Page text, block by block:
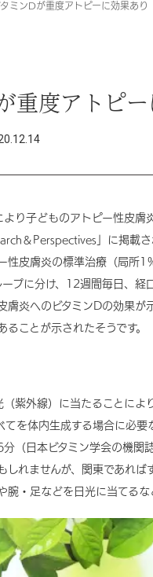
タミンDが重度アトピーに効果あり
重度アトピ
り子どものアトピー性皮
＆Perspectives」に掲載
性皮膚炎の標準治療（局所
プに分け、12週間毎日、
膚炎へのビタミンDの効果
ることが示されたそうです。
（紫外線）に当たることに
てを体内生成する場合に必
分（日本ビタミン学会の機
しれませんが、関東であれ
腕・足などを日光に当てるな